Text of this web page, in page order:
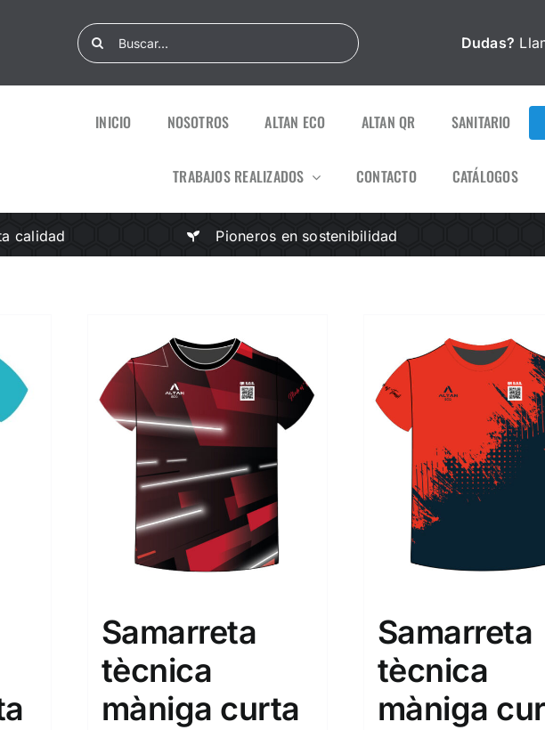
Search
for:
Dudas?
INICIO NOSOTROS ALTAN ECO ALTAN QR SANITARIO
TRABAJOS REALIZADOS CONTACTO CATÁLOGOS
calidad Pioneros en sostenibilidad
Samarreta
tècnica
màniga curta
Samarreta
tècnica
màniga